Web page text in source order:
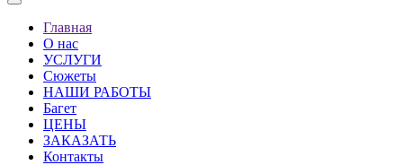
Toggle
navigationГлавная
О нас
УСЛУГИ
Сюжеты
НАШИ РАБОТЫ
Багет
ЦЕНЫ
ЗАКАЗАТЬ
Контакты